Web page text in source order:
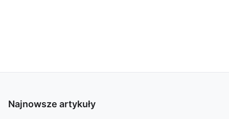
Najnowsze artykuły